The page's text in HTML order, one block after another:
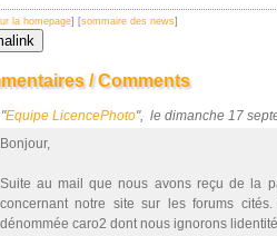
la homepage] [sommaire des news]
/ Comments
Equipe LicencePhoto", le dimanche 17
Bonjour,
Suite au mail que nous avons reçu de la
concernant notre site sur les forums
dénommée caro2 dont nous ignorons